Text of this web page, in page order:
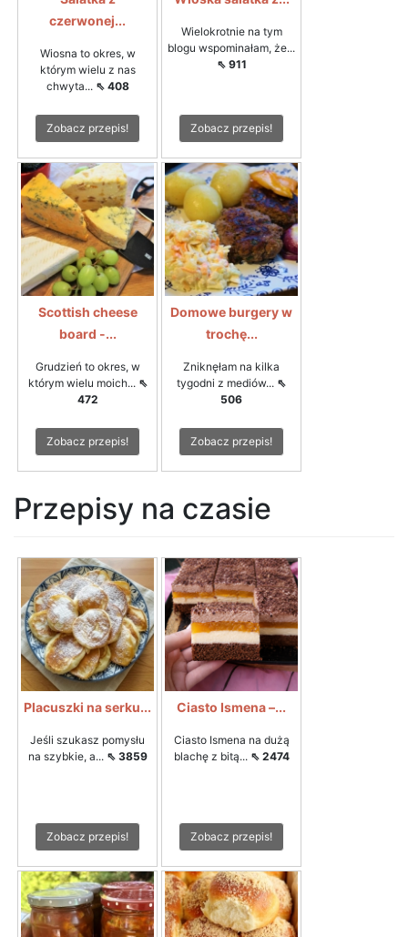
czerwonej...
Wiosna to okres, w
którym wielu z nas
chwyta... ⇖ 408
Zobacz przepis!
Wielokrotnie na tym
blogu wspominałam, że...
⇖ 911
Zobacz przepis!
Scottish cheese
board -...
Grudzień to okres, w
którym wielu moich... ⇖
472
Zobacz przepis!
Domowe burgery w
trochę...
Zniknęłam na kilka
tygodni z mediów... ⇖
506
Zobacz przepis!
Przepisy na czasie
Placuszki na serku...
Jeśli szukasz pomysłu
na szybkie, a... ⇖ 3859
Zobacz przepis!
Ciasto Ismena –...
Ciasto Ismena na dużą
blachę z bitą... ⇖ 2474
Zobacz przepis!